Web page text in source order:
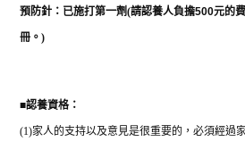
預防針：已施打第一劑(請認養人負擔500元的
冊。 )
■認養資格：
(1)家人的支持以及意見是很重要的，必須經過